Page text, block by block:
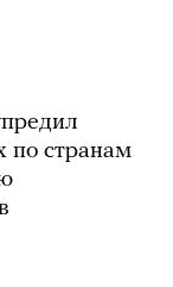
по странам